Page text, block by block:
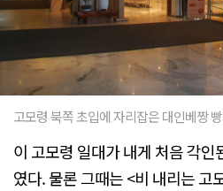
고모령 북쪽 초입에 자리잡은 대인베짱
이 고모령 일대가 내게 처음 각
였다. 물론 그때는 <비 내리는 고